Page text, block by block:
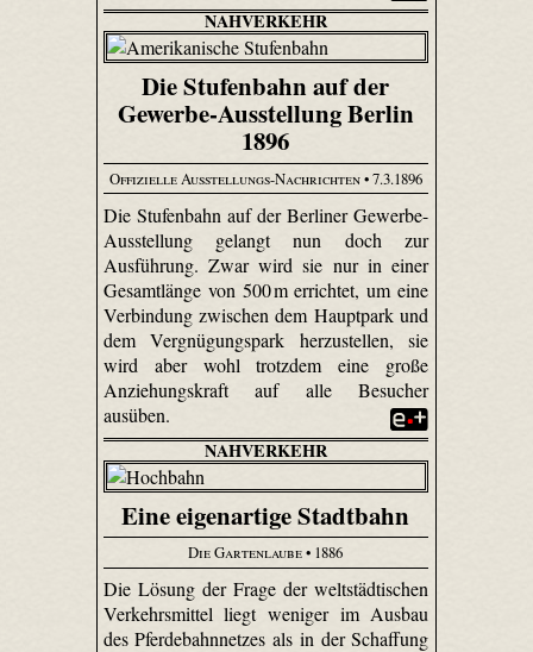
NAHVERKEHR
Die Stufenbahn auf der
Gewerbe-Ausstellung Berlin
1896
Offizielle Ausstellungs-Nachrichten• 7.3.1896
Die Stufenbahn auf der Berliner Gewerbe-
Ausstellung gelangt nun doch zur
Ausführung. Zwar wird sie nur in einer
Gesamtlänge von 500 m errichtet, um eine
Verbindung zwischen dem Hauptpark und
dem Vergnügungspark herzustellen, sie
wird aber wohl trotzdem eine große
Anziehungskraft auf alle Besucher
ausüben.
NAHVERKEHR
Eine eigenartige Stadtbahn
Die Gartenlaube• 1886
Die Lösung der Frage der weltstädtischen
Verkehrsmittel liegt weniger im Ausbau
des Pferdebahnnetzes als in der Schaffung